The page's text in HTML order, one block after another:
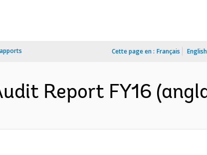
Cette page en : Français English
Report FY16